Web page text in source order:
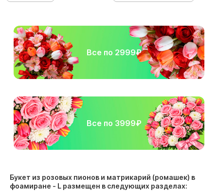
Все по 2999₽
Все по 3999₽
Букет из розовых пионов и матрикарий (ромашек) в
фоамиране - L размещен в следующих разделах: